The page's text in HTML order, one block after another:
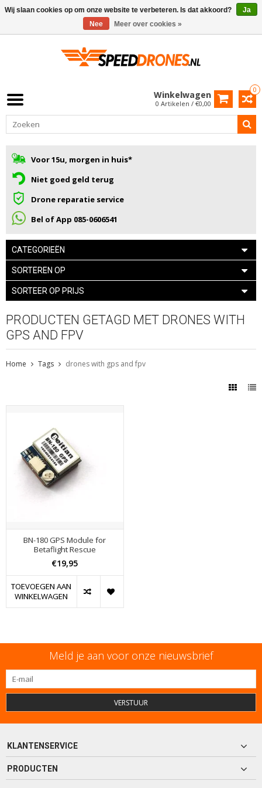
0
Winkelwagen
0 Artikelen / €0,00
Voor 15u, morgen in huis*
Niet goed geld terug
Drone reparatie service
Bel of App 085-0606541
CATEGORIEËN
SORTEREN OP
SORTEER OP PRIJS
PRODUCTEN GETAGD MET DRONES WITH
GPS AND FPV
Home Tags drones with gps and fpv
BN-180 GPS Module for
Betaflight Rescue
€19,95
TOEVOEGEN AAN
WINKELWAGEN
Meld je aan voor onze nieuwsbrief
VERSTUUR
KLANTENSERVICE
PRODUCTEN
Wij slaan cookies op om onze website te verbeteren. Is dat akkoord?
Ja
Nee
Meer over cookies »